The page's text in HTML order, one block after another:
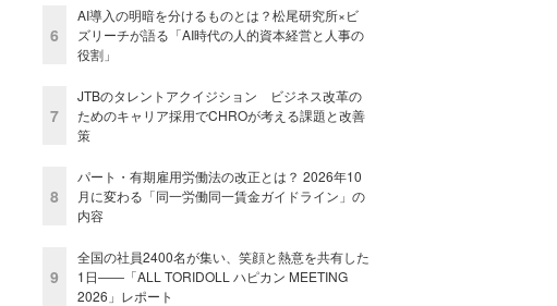
6
AI導入の明暗を分けるものとは？松尾研究所×ビ
ズリーチが語る「AI時代の人的資本経営と人事の
役割」
7
JTBのタレントアクイジション ビジネス改革の
ためのキャリア採用でCHROが考える課題と改善
策
8
パート・有期雇用労働法の改正とは？ 2026年10
月に変わる「同一労働同一賃金ガイドライン」の
内容
9
全国の社員2400名が集い、笑顔と熱意を共有した
1日――「ALL TORIDOLL ハピカン MEETING
2026」レポート